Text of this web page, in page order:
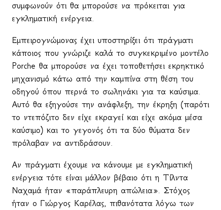
συμφωνούν ότι θα μπορούσε να πρόκειται για
εγκληματική ενέργεια.
Εμπειρογνώμονας έχει υποστηρίξει ότι πράγματι
κάποιος που γνώριζε καλά το συγκεκριμένο μοντέλο
Porche θα μπορούσε να έχει τοποθετήσει εκρηκτικό
μηχανισμό κάτω από την καμπίνα στη θέση του
οδηγού όπου περνά το σωληνάκι για τα καύσιμα.
Αυτό θα εξηγούσε την ανάφλεξη, την έκρηξη (παρότι
το ντεπόζιτο δεν είχε εκραγεί και είχε ακόμα μέσα
καύσιμο) και το γεγονός ότι τα δύο θύματα δεν
πρόλαβαν να αντιδράσουν.
Αν πράγματι έχουμε να κάνουμε με εγκληματική
ενέργεια τότε είναι μάλλον βέβαιο ότι η Τίλντα
Ναχαμά ήταν «παράπλευρη απώλεια». Στόχος
ήταν ο Γιώργος Καρέλας, πιθανότατα λόγω των